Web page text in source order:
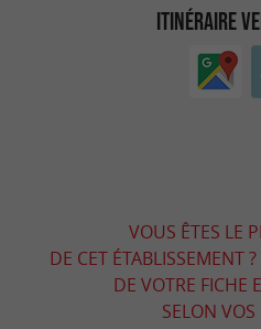
ITINÉRAIRE
VOUS ÊTES LE
DE CET ÉTABLISSEMENT
DE VOTRE FICHE
SELON VOS